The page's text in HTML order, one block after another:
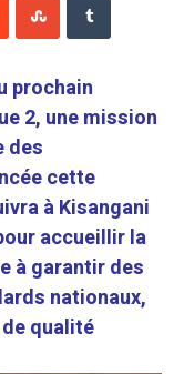
prochain
2, une mission
des
cette
à Kisangani
accueillir la
à garantir des
nationaux,
qualité